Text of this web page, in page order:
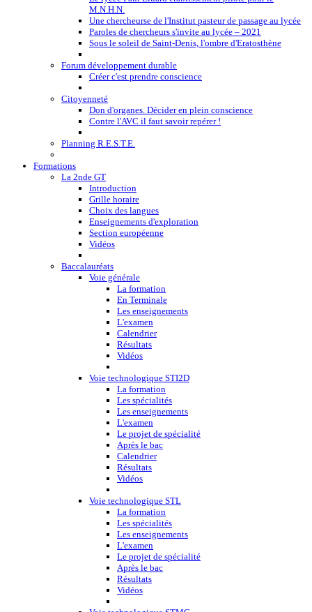
M.N.H.N.
Une chercheurse de l'Institut pasteur de passage au lycée
Paroles de chercheurs s'invite au lycée – 2021
Sous le soleil de Saint-Denis, l'ombre d'Eratosthène
Forum développement durable
Créer c'est prendre conscience
Citoyenneté
Don d'organes. Décider en plein conscience
Contre l'AVC il faut savoir repérer !
Planning R.E.S.T.E.
Formations
La 2nde GT
Introduction
Grille horaire
Choix des langues
Enseignements d'exploration
Section européenne
Vidéos
Baccalauréats
Voie générale
La formation
En Terminale
Les enseignements
L'examen
Calendrier
Résultats
Vidéos
Voie technologique STI2D
La formation
Les spécialités
Les enseignements
L'examen
Le projet de spécialité
Après le bac
Calendrier
Résultats
Vidéos
Voie technologique STL
La formation
Les spécialités
Les enseignements
L'examen
Le projet de spécialité
Après le bac
Résultats
Vidéos